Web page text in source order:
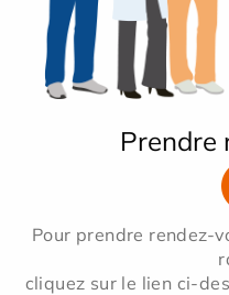
Prendre
Pour prendre rendez-
cliquez sur le lien ci-